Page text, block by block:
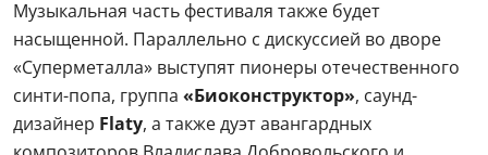
Музыкальная часть фестиваля также будет
насыщенной. Параллельно с дискуссией во дворе
«Суперметалла» выступят пионеры отечественного
синти-попа, группа «Биоконструктор», саунд-
дизайнер Flaty, а также дуэт авангардных